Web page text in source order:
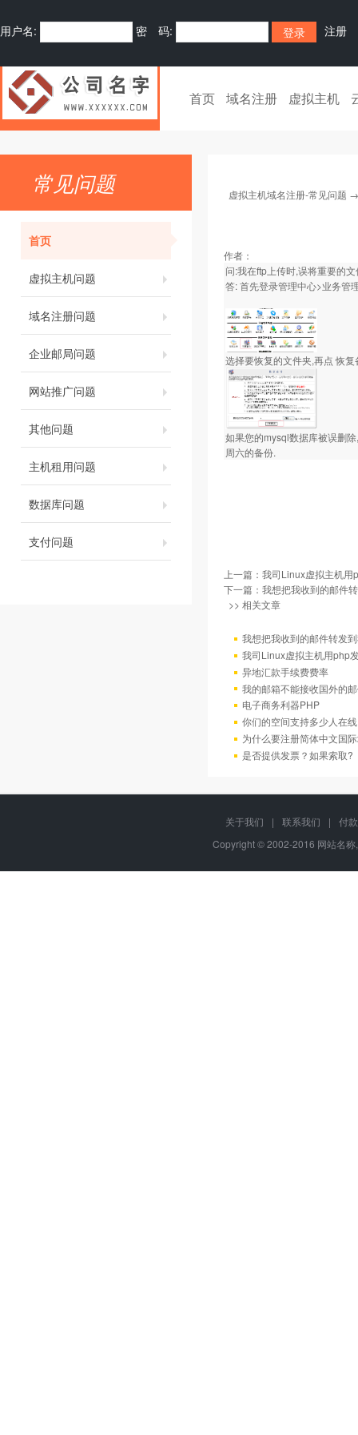
用户名: 密 码: 注册
首页 域名注册 虚拟主机
常见问题
首页
虚拟主机问题
域名注册问题
企业邮局问题
网站推广问题
其他问题
主机租用问题
数据库问题
支付问题
虚拟主机域名注册-常见问题
作者：
问:我在ftp上传时,误将重要的
答: 首先登录管理中心>业务管
选择要恢复的文件夹,再点 恢
如果您的mysql数据库被误删
周六的备份.
上一篇： 我司Linux虚拟主机用
下一篇： 我想把我收到的邮件
>> 相关文章
我想把我收到的邮件转发
我司Linux虚拟主机用php
异地汇款手续费费率
我的邮箱不能接收国外的
电子商务利器PHP
你们的空间支持多少人在
为什么要注册简体中文国
是否提供发票？如果索取?
关于我们 | 联系我们 |
付
Copyright © 2002-2016 网站名